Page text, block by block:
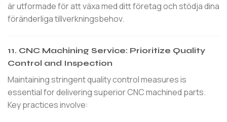
är utformade för att växa med ditt företag och stödja dina
föränderliga tillverkningsbehov.
11. CNC Machining Service: Prioritize Quality
Control and Inspection
Maintaining stringent quality control measures is
essential for delivering superior CNC machined parts.
Key practices involve: